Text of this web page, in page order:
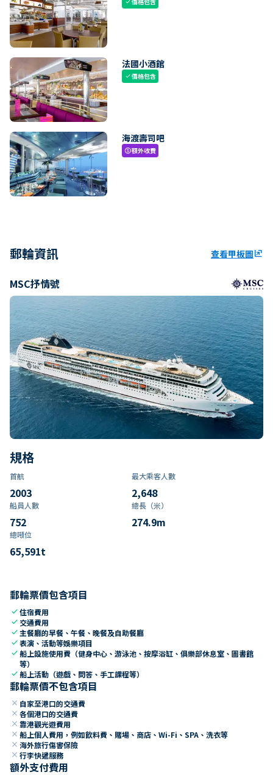
check
法國小酒館
check價格包含
海渡壽司吧
paid額外收費
郵輪資訊 查看甲板圖ungroup
MSC抒情號
規格
首航
2003
最大乘客人數
2,648
船員人數
752
總長（米）
274.9m
總噸位
65,591t
郵輪票價包含項目
check住宿費用
check 交通費用
check 主餐廳的早餐、午餐、晚餐及自助餐廳
check表演、活動等娛樂項目
check船上設施使用費（健身中心、游泳池、按摩浴缸、俱樂部休息室、圖書館
等）
check船上活動（遊戲、問答、手工課程等）
郵輪票價不包含項目
close 自家至港口的交通費
close 各個港口的交通費
close 靠港觀光遊費用
close 船上個人費用，例如飲料費、賭場、商店、Wi-Fi、SPA、洗衣等
close 海外旅行傷害保險
close 行李快遞服務
額外支付費用